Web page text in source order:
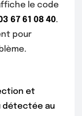
le code
67 61 08 40.
pour
et
détectée au